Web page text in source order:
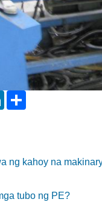
LinkedIn
ng kahoy na
tubo ng PE?